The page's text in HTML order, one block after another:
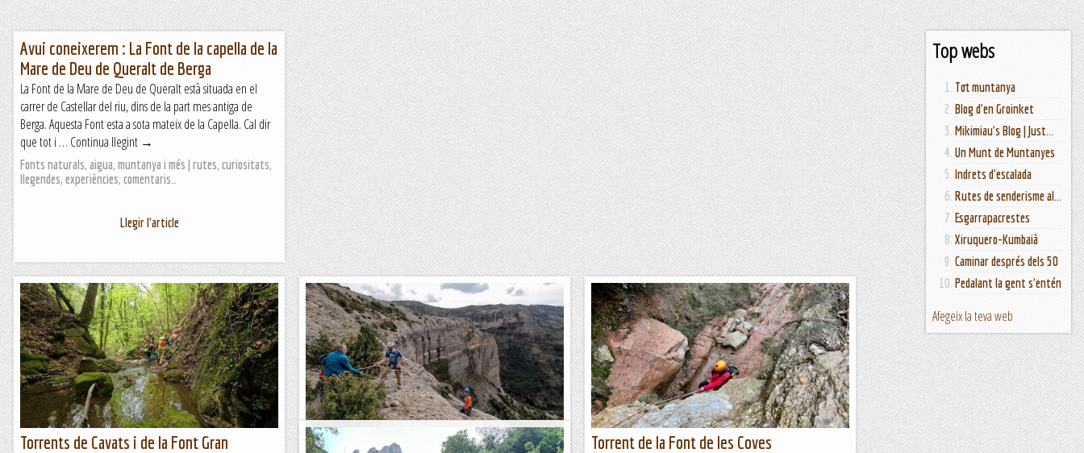
Top webs
Tot muntanya
Blog d'en Groinket
Mikimiau's Blog | Just...
Un Munt de Muntanyes
Indrets d'escalada
Rutes de senderisme al...
Esgarrapacrestes
Xiruquero-Kumbaià
Caminar després dels 50
Pedalant la gent s'entén
Afegeix la teva web
Avui coneixerem : La Font de la capella de la
Mare de Deu de Queralt de Berga
La Font de la Mare de Deu de Queralt està situada en el
carrer de Castellar del riu, dins de la part mes antiga de
Berga. Aquesta Font esta a sota mateix de la Capella. Cal dir
que tot i … Continua llegint →
Fonts naturals, aigua, muntanya i més | rutes, curiositats,
llegendes, experiències, comentaris…
Llegir l'article
Torrents de Cavats i de la Font Gran Coma de la Capella Est Torrent de la Font de les Coves